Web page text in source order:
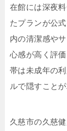
在館には深夜
たプランが公
内の清潔感や
心感が高く評
帯は未成年の
ルで隠すこと
久慈市の久慈